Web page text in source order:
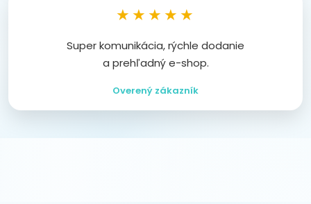
★★★★★
Super komunikácia, rýchle dodanie
a prehľadný e-shop.
Overený zákazník